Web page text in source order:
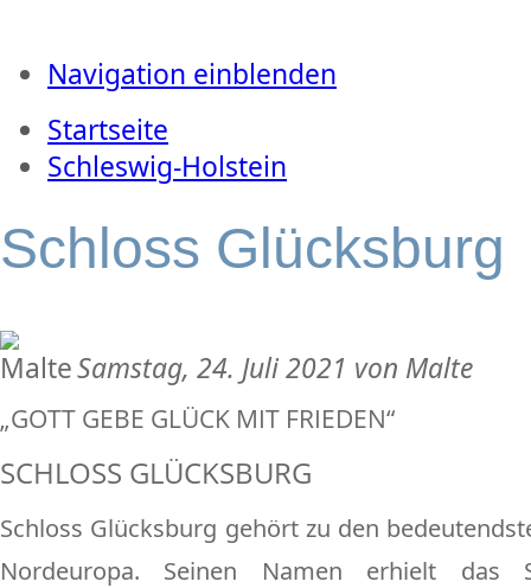
Navigation einblenden
Startseite
Schleswig-Holstein
Schloss Glücksburg
Samstag, 24. Juli 2021 von Malte
„GOTT GEBE GLÜCK MIT FRIEDEN“
SCHLOSS GLÜCKSBURG
Schloss Glücksburg gehört zu den
Nordeuropa. Seinen Namen erhielt das